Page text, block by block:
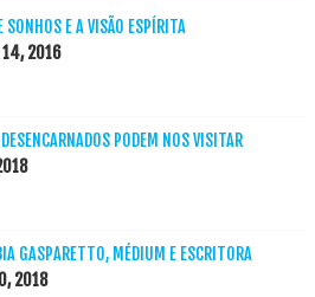
SONHOS E A VISÃO ESPÍRITA
2016
PODEM NOS VISITAR
GASPARETTO, MÉDIUM E ESCRITORA
2018